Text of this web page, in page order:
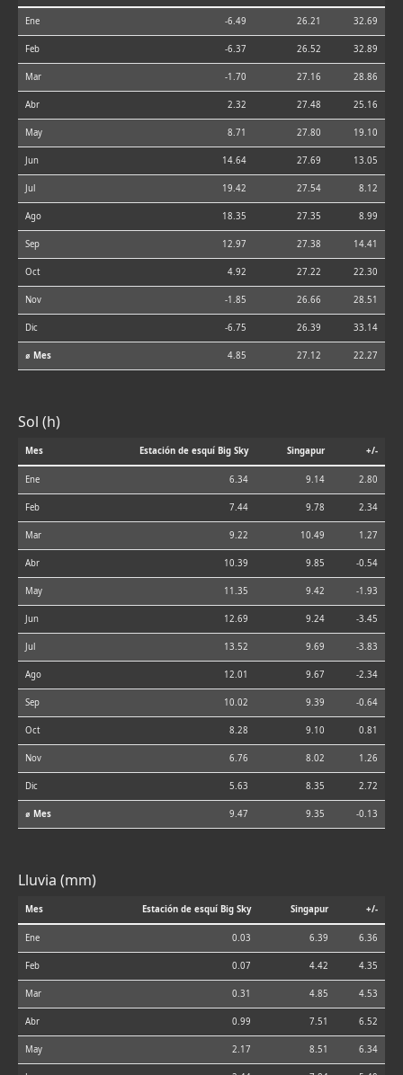
Ene -6.49 26.21 32.69
Feb -6.37 26.52 32.89
Mar -1.70 27.16 28.86
Abr 2.32 27.48 25.16
May 8.71 27.80 19.10
Jun 14.64 27.69 13.05
Jul 19.42 27.54 8.12
Ago 18.35 27.35 8.99
Sep 12.97 27.38 14.41
Oct 4.92 27.22 22.30
Nov -1.85 26.66 28.51
Dic -6.75 26.39 33.14
⌀ Mes 4.85 27.12 22.27
Sol (h)
Mes Estación de esquí Big Sky Singapur +/-
Ene 6.34 9.14 2.80
Feb 7.44 9.78 2.34
Mar 9.22 10.49 1.27
Abr 10.39 9.85 -0.54
May 11.35 9.42 -1.93
Jun 12.69 9.24 -3.45
Jul 13.52 9.69 -3.83
Ago 12.01 9.67 -2.34
Sep 10.02 9.39 -0.64
Oct 8.28 9.10 0.81
Nov 6.76 8.02 1.26
Dic 5.63 8.35 2.72
⌀ Mes 9.47 9.35 -0.13
Lluvia (mm)
Mes Estación de esquí Big Sky Singapur +/-
Ene 0.03 6.39 6.36
Feb 0.07 4.42 4.35
Mar 0.31 4.85 4.53
Abr 0.99 7.51 6.52
May 2.17 8.51 6.34